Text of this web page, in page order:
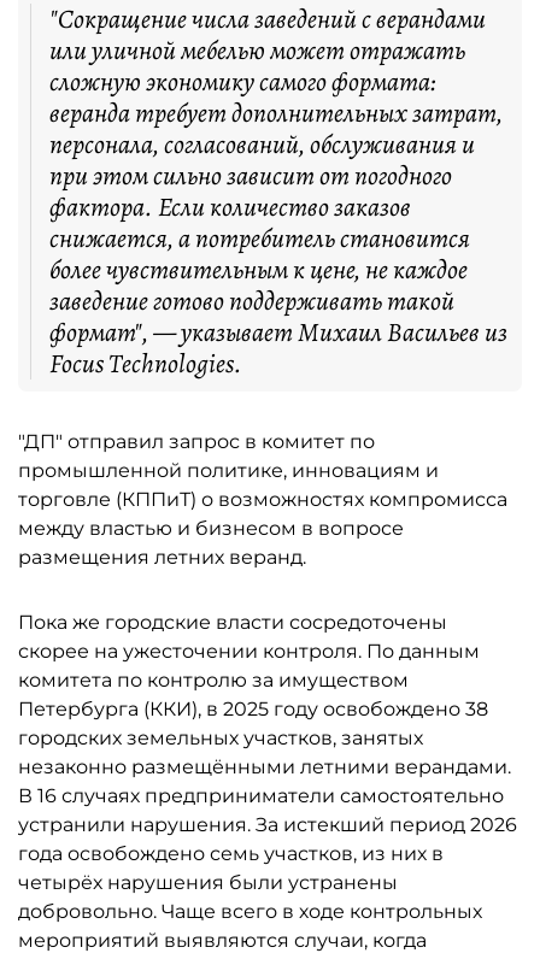
"Сокращение числа заведений с верандами
или уличной мебелью может отражать
сложную экономику самого формата:
веранда требует дополнительных затрат,
персонала, согласований, обслуживания и
при этом сильно зависит от погодного
фактора. Если количество заказов
снижается, а потребитель становится
более чувствительным к цене, не каждое
заведение готово поддерживать такой
формат", — указывает Михаил Васильев из
Focus Technologies.
"ДП" отправил запрос в комитет по
промышленной политике, инновациям и
торговле (КППиТ) о возможностях компромисса
между властью и бизнесом в вопросе
размещения летних веранд.
Пока же городские власти сосредоточены
скорее на ужесточении контроля. По данным
комитета по контролю за имуществом
Петербурга (ККИ), в 2025 году освобождено 38
городских земельных участков, занятых
незаконно размещёнными летними верандами.
В 16 случаях предприниматели самостоятельно
устранили нарушения. За истекший период 2026
года освобождено семь участков, из них в
четырёх нарушения были устранены
добровольно. Чаще всего в ходе контрольных
мероприятий выявляются случаи, когда